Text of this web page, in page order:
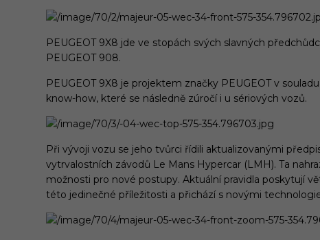
PEUGEOT 9X8 jde ve stopách svých slavných
PEUGEOT 908.
PEUGEOT 9X8 je projektem značky PEUGEOT v
know-how, které se následně zúročí i u sériových vozů.
Při vývoji vozu se jeho tvůrci řídili aktualizovanými
vytrvalostních závodů Le Mans Hypercar (LMH). Ta
možnosti pro nové postupy. Aktuální pravidla poskytují
této jedinečné příležitosti a přichází s novými